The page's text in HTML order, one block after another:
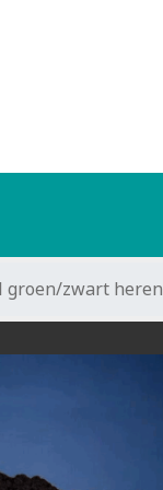
groen/zwart heren